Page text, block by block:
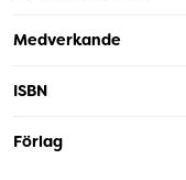
Medverkande
ISBN
Förlag